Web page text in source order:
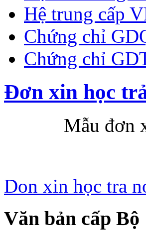
Hệ trung cấp
Chứng chỉ
Chứng chỉ
Đơn xin học
Mẫu đơn xin
Don xin học tra
Văn bản cấp Bộ